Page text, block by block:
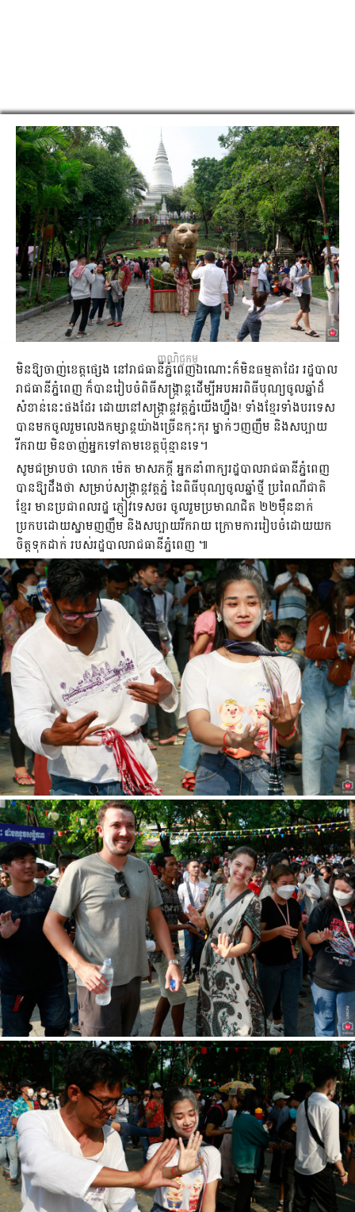
ពាណិជ្ជកម្ម
មិនឱ្យចាញ់ខេត្តផ្សេង នៅរាជធានីភ្នំពេញឯណោះក៏មិនធម្មតាដែរ រដ្ឋបាល
រាជធានីភ្នំពេញ ក៏បានរៀបចំពិធីសង្ក្រាន្តដើម្បីអបអរពិធីបុណ្យចូលឆ្នាំដ៏
សំខាន់នេះផងដែរ ដោយនៅសង្ក្រាន្តវត្តភ្នំយើងហ្នឹង! ទាំងខ្មែរទាំងបរទេស
បានមកចូលរួមលេងកម្សាន្តយ៉ាងច្រើនកុះកុរ ម្នាក់ៗញញឹម និងសប្បាយ
រីករាយ មិនចាញ់អ្នកទៅតាមខេត្តប៉ុន្មានទេ។
សូមជម្រាបថា លោក ម៉េត មាសភក្តី អ្នកនាំពាក្យរដ្ឋបាលរាជធានីភ្នំពេញ
បានឱ្យដឹងថា សម្រាប់សង្ក្រាន្តវត្តភ្នំ នៃពិធីបុណ្យចូលឆ្នាំថ្មី ប្រពៃណីជាតិ
ខ្មែរ មានប្រជាពលរដ្ឋ ភ្ញៀវទេសចរ ចូលរួមប្រមាណជិត ២២ម៉ឺននាក់
ប្រកបដោយស្នាមញញឹម និងសប្បាយរីករាយ ក្រោមការរៀបចំដោយយក
ចិត្តទុកដាក់ របស់រដ្ឋបាលរាជធានីភ្នំពេញ ៕